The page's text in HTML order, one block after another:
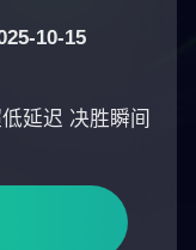
10-15
延迟 决胜瞬间